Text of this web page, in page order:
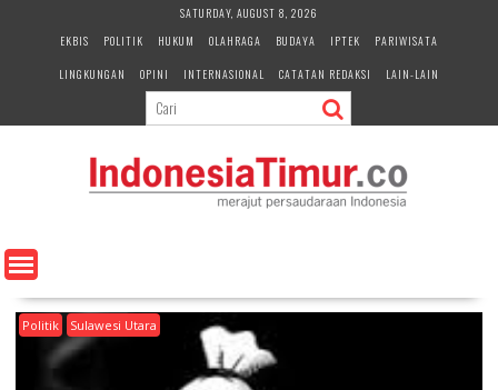
e
n
SATURDAY, AUGUST 8, 2026
EKBIS
POLITIK HUKUM OLAHRAGA BUDAYA IPTEK
PARIWISATA
LINGKUNGAN
OPINI INTERNASIONAL CATATAN REDAKSI LAIN-LAIN
Politik Sulawesi Utara